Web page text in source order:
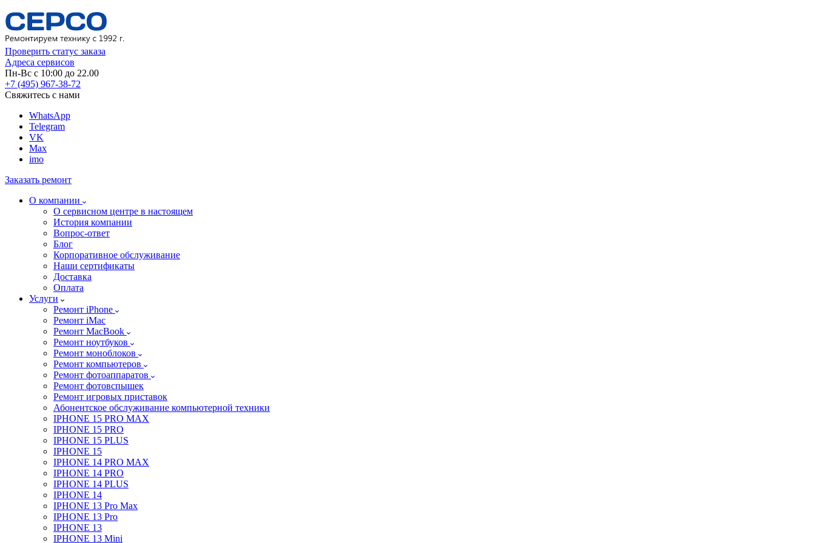
Проверить статус заказа
Адреса сервисов
Пн-Вс с 10:00 до 22.00
+7 (495) 967-38-72
Свяжитесь с нами
WhatsApp
Telegram
VK
Max
imo
Заказать ремонт
О компании
О сервисном центре в настоящем
История компании
Вопрос-ответ
Блог
Корпоративное обслуживание
Наши сертификаты
Доставка
Оплата
Услуги
Ремонт iPhone
Ремонт iMac
Ремонт MacBook
Ремонт ноутбуков
Ремонт моноблоков
Ремонт компьютеров
Ремонт фотоаппаратов
Ремонт фотовспышек
Ремонт игровых приставок
Абонентское обслуживание компьютерной техники
IPHONE 15 PRO MAX
IPHONE 15 PRO
IPHONE 15 PLUS
IPHONE 15
IPHONE 14 PRO MAX
IPHONE 14 PRO
IPHONE 14 PLUS
IPHONE 14
IPHONE 13 Pro Max
IPHONE 13 Pro
IPHONE 13
IPHONE 13 Mini